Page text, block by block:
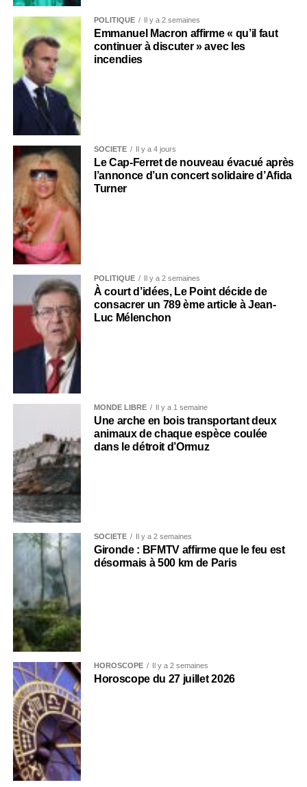
POLITIQUE Il y a 2 semaines
Emmanuel Macron affirme « qu’il faut
continuer à discuter » avec les
incendies
SOCIÉTÉ Il y a 4 jours
Le Cap-Ferret de nouveau évacué après
l’annonce d’un concert solidaire d’Afida
Turner
POLITIQUE Il y a 2 semaines
À court d’idées, Le Point décide de
consacrer un 789 ème article à Jean-
Luc Mélenchon
MONDE LIBRE Il y a 1 semaine
Une arche en bois transportant deux
animaux de chaque espèce coulée
dans le détroit d’Ormuz
SOCIÉTÉ Il y a 2 semaines
Gironde : BFMTV affirme que le feu est
désormais à 500 km de Paris
HOROSCOPE Il y a 2 semaines
Horoscope du 27 juillet 2026